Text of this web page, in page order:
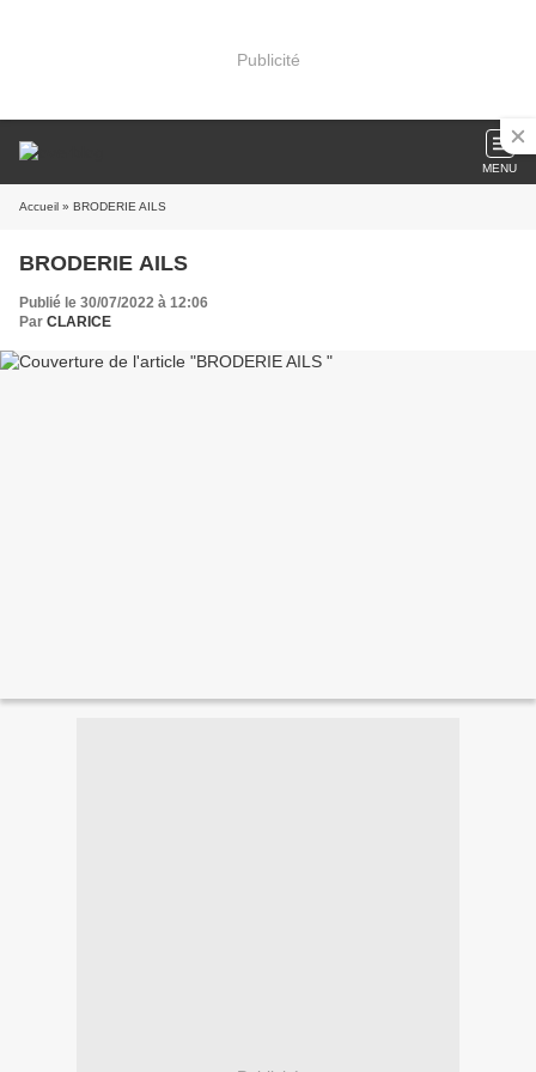
Publicité
MENU
Accueil » BRODERIE AILS
BRODERIE AILS
Publié le 30/07/2022 à 12:06
Par CLARICE